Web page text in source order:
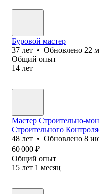
Буровой мастер
37 лет • Обновлено 22
Общий опыт
14 лет
Мастер Строительно-
Строительного
48 лет • Обновлено 8
60 000 ₽
Общий опыт
15 лет 1 месяц